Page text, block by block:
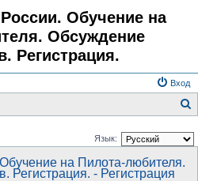
Обучение на
Обсуждение
Регистрация.
Вход
Язык:
на Пилота-любителя.
Регистрация. - Регистрация